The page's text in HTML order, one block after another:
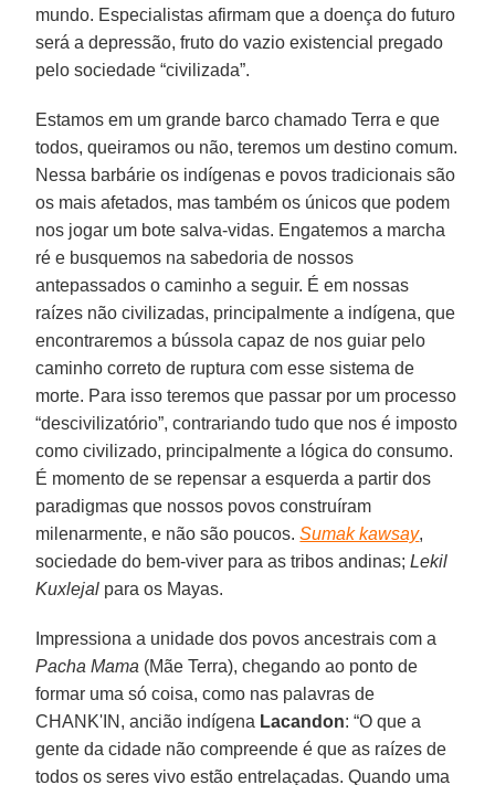
mundo. Especialistas afirmam que a doença do futuro
será a depressão, fruto do vazio existencial pregado
pelo sociedade “civilizada”.
Estamos em um grande barco chamado Terra e que
todos, queiramos ou não, teremos um destino comum.
Nessa barbárie os indígenas e povos tradicionais são
os mais afetados, mas também os únicos que podem
nos jogar um bote salva-vidas. Engatemos a marcha
ré e busquemos na sabedoria de nossos
antepassados o caminho a seguir. É em nossas
raízes não civilizadas, principalmente a indígena, que
encontraremos a bússola capaz de nos guiar pelo
caminho correto de ruptura com esse sistema de
morte. Para isso teremos que passar por um processo
“descivilizatório”, contrariando tudo que nos é imposto
como civilizado, principalmente a lógica do consumo.
É momento de se repensar a esquerda a partir dos
paradigmas que nossos povos construíram
milenarmente, e não são poucos.Sumak kawsay,
sociedade do bem-viver para as tribos andinas;Lekil
Kuxlejal para os Mayas.
Impressiona a unidade dos povos ancestrais com a
Pacha Mama (Mãe Terra), chegando ao ponto de
formar uma só coisa, como nas palavras de
CHANK'IN, ancião indígena Lacandon: “O que a
gente da cidade não compreende é que as raízes de
todos os seres vivo estão entrelaçadas. Quando uma